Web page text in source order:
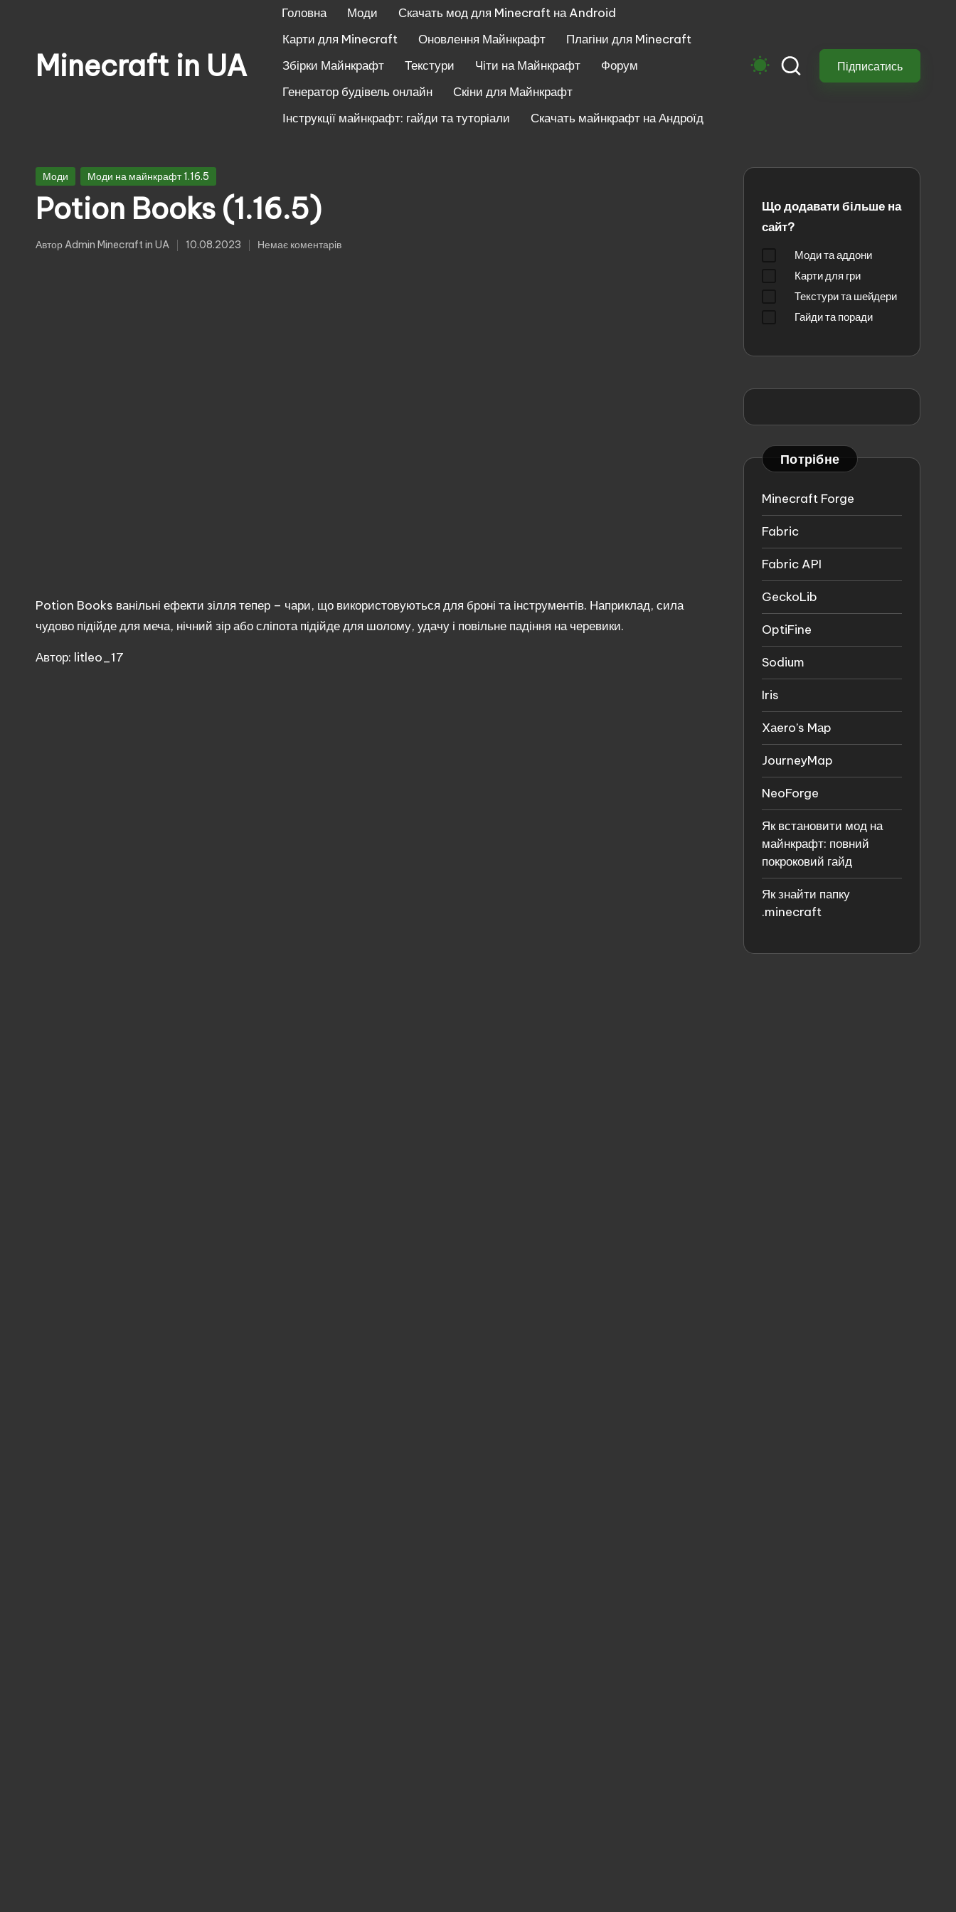
Minecraft in UA
Майнкрафт:
моби,
зброя,
техніка,
Головна Моди
Скачать мод для Minecraft на Android
Карти для Minecraft
Оновлення Майнкрафт
Плагіни для Minecraft
Збірки Майнкрафт
Текстури Чіти на Майнкрафт
Форум
Генератор будівель онлайн
Скіни для Майнкрафт
Інструкції майнкрафт: гайди та туторіали
Скачать майнкрафт на Андроїд
Підписатись
Опубліковано
Моди Моди на майнкрафт 1.16.5
Potion Books (1.16.5)
Опубліковано
АвторAdmin Minecraft in UA 10.08.2023 Немає коментарів
Potion Books ванільні ефекти зілля тепер – чари, що використовуються для броні та інструментів. Наприклад, сила
чудово підійде для меча, нічний зір або сліпота підійде для шолому, удачу і повільне падіння на черевики.
Автор: litleo_17
Що додавати більше на
сайт?
Моди та аддони
Карти для гри
Текстури та шейдери
Гайди та поради
Потрібне
Minecraft Forge
Fabric
Fabric API
GeckoLib
OptiFine
Sodium
Iris
Xаero’s Mаp
JourneyMap
NeoForge
Як встановити мод на
майнкрафт: повний
покроковий гайд
Як знайти папку
.minecraft